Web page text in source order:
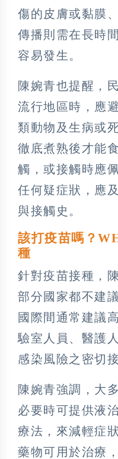
傷的皮膚或黏膜
傳播則需在長時
容易發生。
陳婉青也提醒，
流行地區時，應
類動物及生病或
徹底煮熟後才能
觸，或接觸時應
任何疑症狀，應
與接觸史。
該打疫苗嗎？
種
針對疫苗接種，
部分國家都不建
國際間通常建議
驗室人員、醫護
感染風險之密切
陳婉青強調，大
必要時可提供液
療法，來減輕症
藥物可用於治療